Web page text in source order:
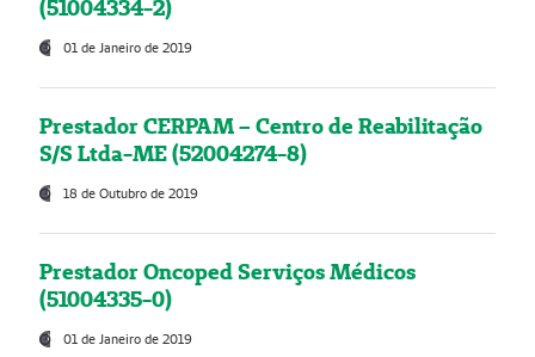
(51004334-2)
01 de Janeiro de 2019
Prestador CERPAM – Centro de Reabilitação
S/S Ltda-ME (52004274-8)
18 de Outubro de 2019
Prestador Oncoped Serviços Médicos
(51004335-0)
01 de Janeiro de 2019